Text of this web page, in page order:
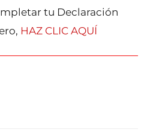
tu Declaración
HAZ CLIC AQUÍ